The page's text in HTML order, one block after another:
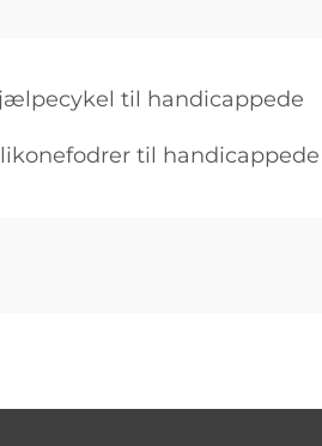
til handicappede
til handicappede